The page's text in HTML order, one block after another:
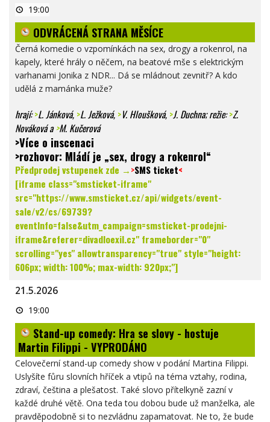
ODVRÁCENÁ
STRANA
MĚSÍCE
19:00
ODVRÁCENÁ STRANA MĚSÍCE
Černá komedie o vzpomínkách na sex, drogy a rokenrol, na
kapely, které hrály o něčem, na beatové mše s elektrickým
varhanami Jonika z NDR... Dá se mládnout zevnitř? A kdo
udělá z mamánka muže?
hrají:>L. Jánková, >L. Ježková, >V. Hloušková, >J. Duchna; režie:>Z.
Novákováa>M. Kučerová
>Více o inscenaci
>rozhovor: Mládí je „sex, drogy a rokenrol“
Předprodej vstupenek zde →>SMS ticket<
[iframe class="smsticket-iframe"
src="https://www.smsticket.cz/api/widgets/event-
sale/v2/cs/69739?
eventInfo=false&utm_campaign=smsticket-prodejni-
iframe&referer=divadloexil.cz" frameborder="0"
scrolling="yes" allowtransparency="true" style="height:
606px; width: 100%; max-width: 920px;"]
21.5.2026
Stand-
up
comedy:
Hra
se
slovy
-
hostuje
Martin
Filippi
-
VYPRODÁNO
19:00
Stand-up comedy: Hra se slovy - hostuje
Martin Filippi - VYPRODÁNO
Celovečerní stand-up comedy show v podání Martina Filippi.
Uslyšíte fůru slovních hříček a vtipů na téma vztahy, rodina,
zdraví, čeština a plešatost. Také slovo přítelkyně zazní v
každé druhé větě. Ona teda tou dobou bude už manželka, ale
pravděpodobně si to nezvládnu zapamatovat. Ne to, že bude